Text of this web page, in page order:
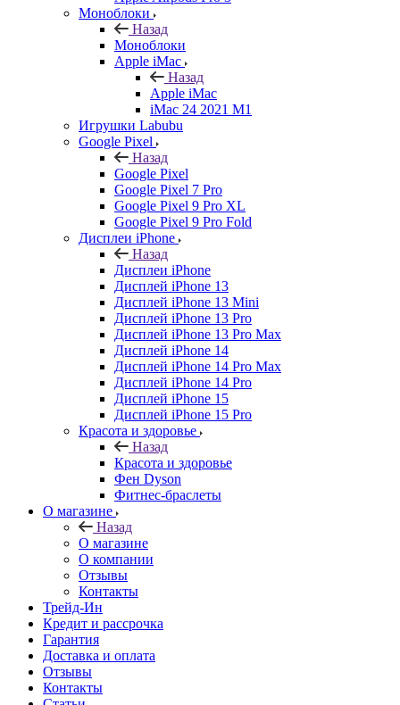
Моноблоки
Назад
Моноблоки
Apple iMac
Назад
Apple iMac
iMac 24 2021 M1
Игрушки Labubu
Google Pixel
Назад
Google Pixel
Google Pixel 7 Pro
Google Pixel 9 Pro XL
Google Pixel 9 Pro Fold
Дисплеи iPhone
Назад
Дисплеи iPhone
Дисплей iPhone 13
Дисплей iPhone 13 Mini
Дисплей iPhone 13 Pro
Дисплей iPhone 13 Pro Max
Дисплей iPhone 14
Дисплей iPhone 14 Pro Max
Дисплей iPhone 14 Pro
Дисплей iPhone 15
Дисплей iPhone 15 Pro
Красота и здоровье
Назад
Красота и здоровье
Фен Dyson
Фитнес-браслеты
О магазине
Назад
О магазине
О компании
Отзывы
Контакты
Трейд-Ин
Кредит и рассрочка
Гарантия
Доставка и оплата
Отзывы
Контакты